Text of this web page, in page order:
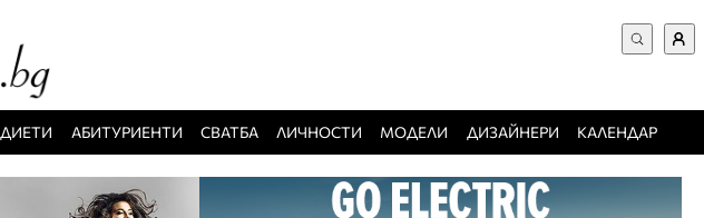
Забравена парола
Регистрация
Добавяне на фирма
ДИЕТИ АБИТУРИЕНТИ СВАТБА ЛИЧНОСТИ МОДЕЛИ ДИЗАЙНЕРИ КАЛЕНДАР